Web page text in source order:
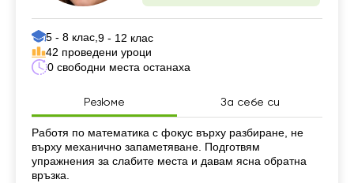
5 - 8 клас, 9 - 12 клас
42 проведени уроци
0 свободни места останаха
Резюме За себе си
Резюме
Работя по математика с фокус върху разбиране, не
върху механично запаметяване. Подготвям
упражнения за слабите места и давам ясна обратна
връзка.